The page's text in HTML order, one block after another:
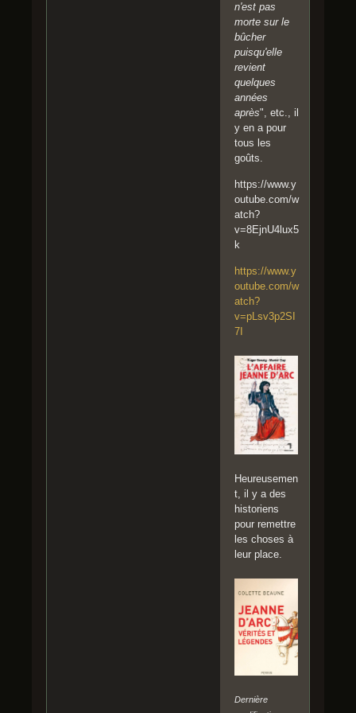
n'est pas
morte sur le
bûcher
puisqu'elle
revient
quelques
années
après", etc., il
y en a pour
tous les
goûts.
https://www.y
outube.com/w
atch?
v=8EjnU4lux5
k
https://www.y
outube.com/w
atch?
v=pLsv3p2SI
7I
Heureusemen
t, il y a des
historiens
pour remettre
les choses à
leur place.
Dernière